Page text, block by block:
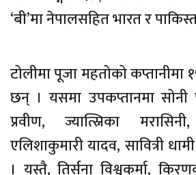
‘बी’मा नेपालसहित भारत र
टोलीमा पूजा महतोको
छन् । यसमा उपकप्तानमा सोनी
प्रवीण, ज्यात्स्निका
एलिशाकुमारी यादव, सावित्री
। यस्तै, तिर्सना विश्वकर्मा,